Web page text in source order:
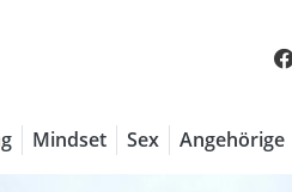
Mindset Sex Angehörige